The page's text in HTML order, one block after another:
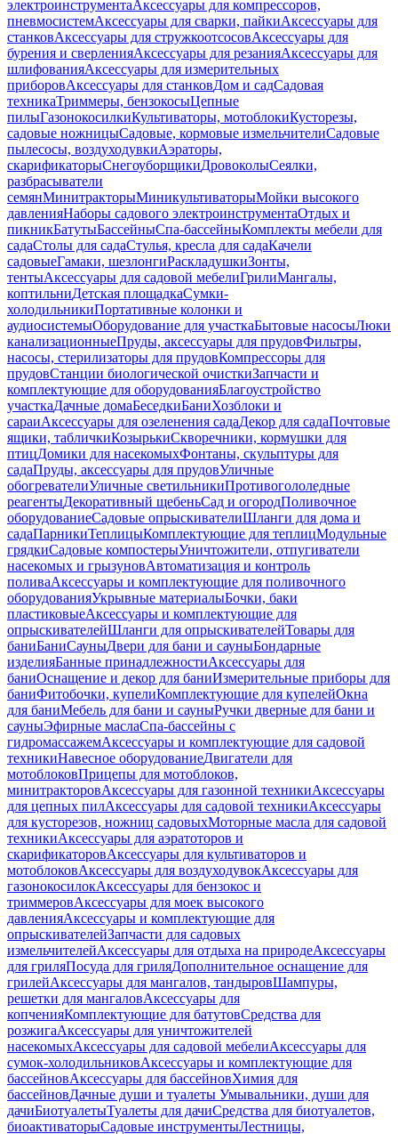
электроинструментаАксессуары для компрессоров,
пневмосистемАксессуары для сварки, пайкиАксессуары для
станковАксессуары для стружкоотсосовАксессуары для
бурения и сверленияАксессуары для резанияАксессуары для
шлифованияАксессуары для измерительных
приборовАксессуары для станковДом и садСадовая
техникаТриммеры, бензокосыЦепные
пилыГазонокосилкиКультиваторы, мотоблокиКусторезы,
садовые ножницыСадовые, кормовые измельчителиСадовые
пылесосы, воздуходувкиАэраторы,
скарификаторыСнегоуборщикиДровоколыСеялки,
разбрасыватели
семянМинитракторыМиникультиваторыМойки высокого
давленияНаборы садового электроинструментаОтдых и
пикникБатутыБассейныСпа-бассейныКомплекты мебели для
садаСтолы для садаСтулья, кресла для садаКачели
садовыеГамаки, шезлонгиРаскладушкиЗонты,
тентыАксессуары для садовой мебелиГрилиМангалы,
коптильниДетская площадкаСумки-
холодильникиПортативные колонки и
аудиосистемыОборудование для участкаБытовые насосыЛюки
канализационныеПруды, аксессуары для прудовФильтры,
насосы, стерилизаторы для прудовКомпрессоры для
прудовСтанции биологической очисткиЗапчасти и
комплектующие для оборудованияБлагоустройство
участкаДачные домаБеседкиБаниХозблоки и
сараиАксессуары для озеленения садаДекор для садаПочтовые
ящики, табличкиКозырькиСкворечники, кормушки для
птицДомики для насекомыхФонтаны, скульптуры для
садаПруды, аксессуары для прудовУличные
обогревателиУличные светильникиПротивогололедные
реагентыДекоративный щебеньСад и огородПоливочное
оборудованиеСадовые опрыскивателиШланги для дома и
садаПарникиТеплицыКомплектующие для теплицМодульные
грядкиСадовые компостерыУничтожители, отпугиватели
насекомых и грызуновАвтоматизация и контроль
поливаАксессуары и комплектующие для поливочного
оборудованияУкрывные материалыБочки, баки
пластиковыеАксессуары и комплектующие для
опрыскивателейШланги для опрыскивателейТовары для
баниБаниСауныДвери для бани и сауныБондарные
изделияБанные принадлежностиАксессуары для
баниОснащение и декор для баниИзмерительные приборы для
баниФитобочки, купелиКомплектующие для купелейОкна
для баниМебель для бани и сауныРучки дверные для бани и
сауныЭфирные маслаСпа-бассейны с
гидромассажемАксессуары и комплектующие для садовой
техникиНавесное оборудованиеДвигатели для
мотоблоковПрицепы для мотоблоков,
минитракторовАксессуары для газонной техникиАксессуары
для цепных пилАксессуары для садовой техникиАксессуары
для кусторезов, ножниц садовыхМоторные масла для садовой
техникиАксессуары для аэратоторов и
скарификаторовАксессуары для культиваторов и
мотоблоковАксессуары для воздуходувокАксессуары для
газонокосилокАксессуары для бензокос и
триммеровАксессуары для моек высокого
давленияАксессуары и комплектующие для
опрыскивателейЗапчасти для садовых
измельчителейАксессуары для отдыха на природеАксессуары
для гриляПосуда для гриляДополнительное оснащение для
грилейАксессуары для мангалов, тандыровШампуры,
решетки для мангаловАксессуары для
копченияКомплектующие для батутовСредства для
розжигаАксессуары для уничтожителей
насекомыхАксессуары для садовой мебелиАксессуары для
сумок-холодильниковАксессуары и комплектующие для
бассейновАксессуары для бассейновХимия для
бассейновДачные души и туалеты Умывальники, души для
дачиБиотуалетыТуалеты для дачиСредства для биотуалетов,
биоактиваторыСадовые инструментыЛестницы,